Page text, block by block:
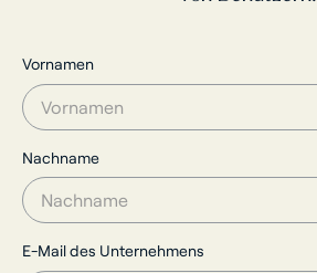
Vornamen
Nachname
E-Mail des Unternehmens